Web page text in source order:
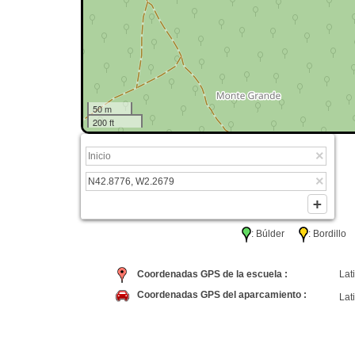
50 m
200 ft
: Búlder :
Coordenadas GPS de la escuela :
Coordenadas GPS del aparcamiento :